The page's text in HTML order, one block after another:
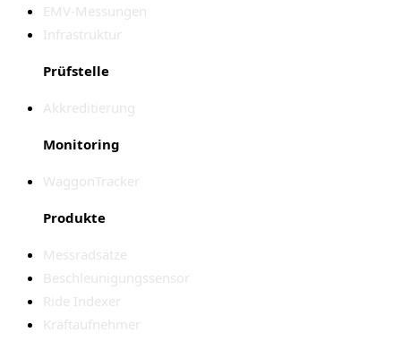
EMV-Messungen
Infrastruktur
Prüfstelle
Akkreditierung
Monitoring
WaggonTracker
Produkte
Messradsätze
Beschleunigungssensor
Ride Indexer
Kraftaufnehmer